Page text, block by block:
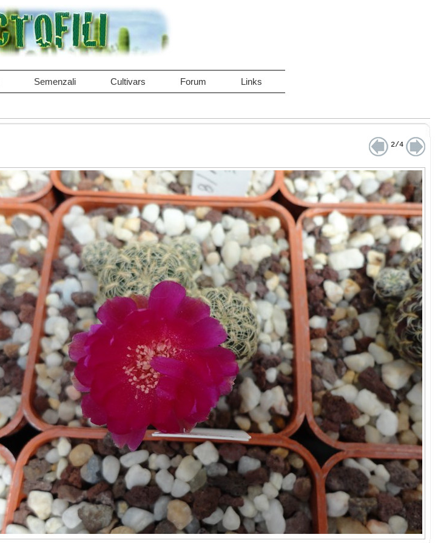
Semenzali Cultivars Forum Links
2/4